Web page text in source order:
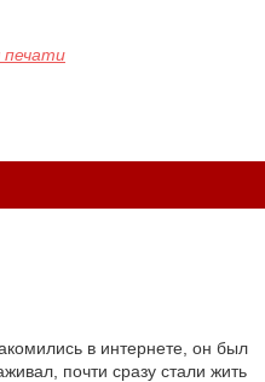
печати
в интернете, он был
почти сразу стали жить